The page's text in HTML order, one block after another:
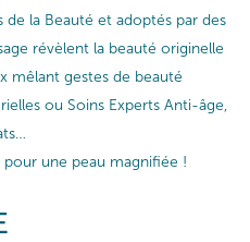
de la Beauté et adoptés par des
révèlent la beauté originelle
mêlant gestes de beauté
ou Soins Experts Anti-âge,
pour une peau magnifiée !